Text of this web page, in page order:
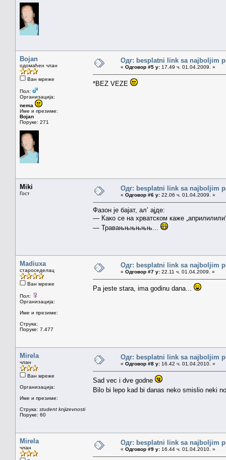
Bojan
одомаћен члан
Ван мреже
Пол:
Организација:
nema
Име и презиме:
Bojan
Поруке: 271
Одг: besplatni link sa najboljim
« Одговор #5 у: 17.49 ч. 01.04.2009. »
*BEZ VEZE
Miki
Гост
Одг: besplatni link sa najboljim
« Одговор #6 у: 22.06 ч. 01.04.2009. »
Фазон је бајат, ал’ ајде:
— Како се на хрватском каже
— Травањњњњњњ...
Madiuxa
староседелац
Ван мреже
Пол:
Организација:
Име и презиме:
Струка:
Поруке: 7.477
Одг: besplatni link sa najboljim
« Одговор #7 у: 22.11 ч. 01.04.2009. »
Pa jeste stara, ima godinu dana...
Mirela
члан
Ван мреже
Организација:
Име и презиме:
Струка: student knjizevnosti
Поруке: 60
Одг: besplatni link sa najboljim
« Одговор #8 у: 16.42 ч. 01.04.2010. »
Sad vec i dve godne
Bilo bi lepo kad bi danas neko smislio neki
Mirela
члан
Одг: besplatni link sa najboljim
« Одговор #9 у: 16.44 ч. 01.04.2010. »